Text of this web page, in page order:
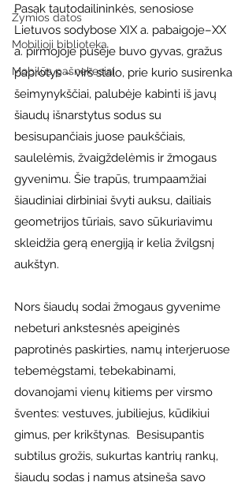
Žymios datos
Mobilioji biblioteka
Mobilūs pašnekesiai
Pasak tautodailininkės, senosiose
Lietuvos sodybose XIX a. pabaigoje–XX
a. pirmojoje pusėje buvo gyvas, gražus
paprotys – virš stalo, prie kurio susirenka
šeimynykščiai, palubėje kabinti iš javų
šiaudų išnarstytus sodus su
besisupančiais juose paukščiais,
saulelėmis, žvaigždelėmis ir žmogaus
gyvenimu. Šie trapūs, trumpaamžiai
šiaudiniai dirbiniai švyti auksu, dailiais
geometrijos tūriais, savo sūkuriavimu
skleidžia gerą energiją ir kelia žvilgsnį
aukštyn.
Nors šiaudų sodai žmogaus gyvenime
nebeturi ankstesnės apeiginės
paprotinės paskirties, namų interjeruose
tebemėgstami, tebekabinami,
dovanojami vienų kitiems per virsmo
šventes: vestuves, jubiliejus, kūdikiui
gimus, per krikštynas.  Besisupantis
subtilus grožis, sukurtas kantrių rankų,
šiaudų sodas į namus atsineša savo